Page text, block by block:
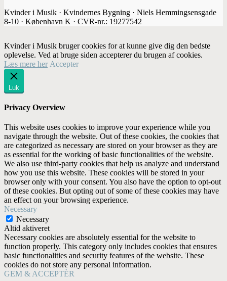
Kvinder i Musik · Kvindernes Bygning · Niels Hemmingsensgade
8-10 · København K · CVR-nr.: 19277542
Kvinder i Musik bruger cookies for at kunne give dig den bedste
oplevelse. Ved at bruge siden accepterer du brugen af cookies.
Læs mere her Accepter
Luk
Privacy Overview
This website uses cookies to improve your experience while you
navigate through the website. Out of these cookies, the cookies that
are categorized as necessary are stored on your browser as they are
as essential for the working of basic functionalities of the website.
We also use third-party cookies that help us analyze and understand
how you use this website. These cookies will be stored in your
browser only with your consent. You also have the option to opt-out
of these cookies. But opting out of some of these cookies may have
an effect on your browsing experience.
Necessary
Necessary
Altid aktiveret
Necessary cookies are absolutely essential for the website to
function properly. This category only includes cookies that ensures
basic functionalities and security features of the website. These
cookies do not store any personal information.
GEM & ACCEPTÈR